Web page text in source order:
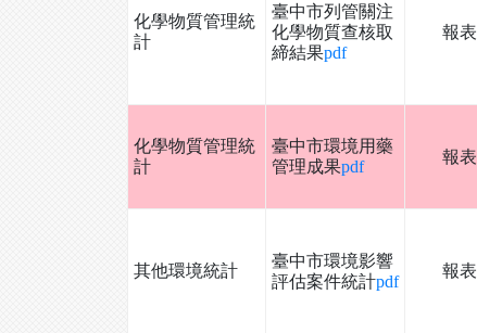
化學物質管理統
計
臺中市列管關注
化學物質查核取
締結果pdf
報表
化學物質管理統
計
臺中市環境用藥
管理成果pdf
報表
其他環境統計
臺中市環境影響
評估案件統計pdf
報表